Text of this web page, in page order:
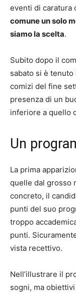
eventi di caratura
comune un solo
siamo la scelta.
Subito dopo il
sabato si è tenuto
comizi del fine
presenza di un
inferiore a quello
Un
La prima
quelle dal grosso
concreto, il
punti del suo
troppo
punti.
vista recettivo.
Nell’illustrare il
sogni, ma